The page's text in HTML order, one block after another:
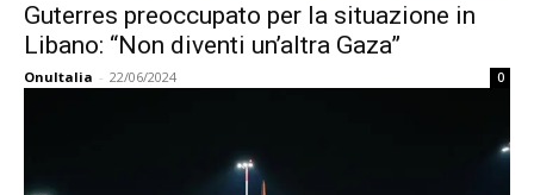
Guterres preoccupato per la situazione in
Libano: “Non diventi un’altra Gaza”
OnuItalia - 22/06/2024 0